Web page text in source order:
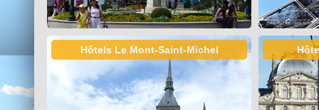
Hôtels Le Mont-Saint-Michel